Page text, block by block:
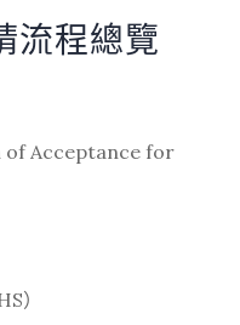
流程總覽
of Acceptance for
）